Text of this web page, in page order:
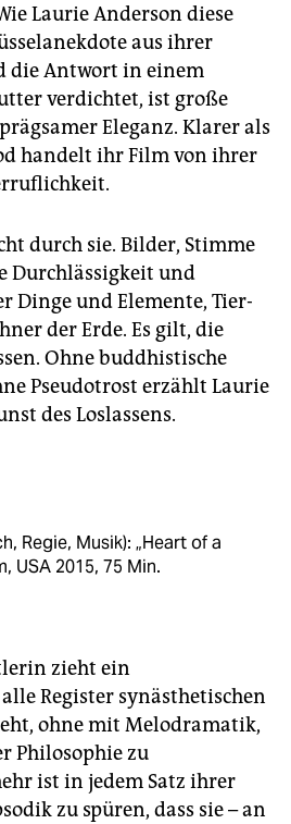
Laurie Anderson diese
aus ihrer
die Antwort in einem
verdichtet, ist große
Eleganz. Klarer als
handelt ihr Film von ihrer
durch sie. Bilder, Stimme
Durchlässigkeit und
Dinge und Elemente, Tier-
der Erde. Es gilt, die
Ohne buddhistische
Pseudotrost erzählt Laurie
des Loslassens.
Regie, Musik): „Heart of a
USA 2015, 75 Min.
zieht ein
Register synästhetischen
ohne mit Melodramatik,
Philosophie zu
ist in jedem Satz ihrer
zu spüren, dass sie – an